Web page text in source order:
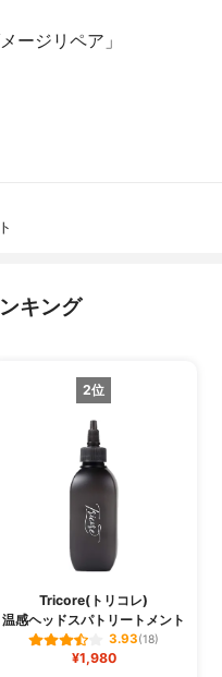
ージリペア」
キング
2位
Tricore(トリコレ)
温感ヘッドスパトリートメント
3.93(18)
¥1,980